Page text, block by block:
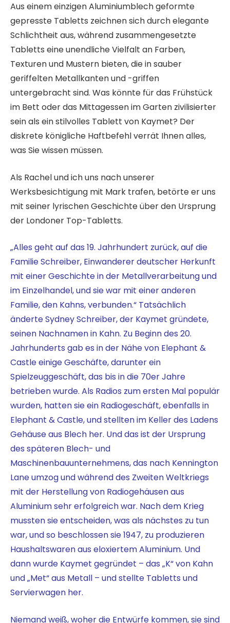
Aus einem einzigen Aluminiumblech geformte
gepresste Tabletts zeichnen sich durch elegante
Schlichtheit aus, während zusammengesetzte
Tabletts eine unendliche Vielfalt an Farben,
Texturen und Mustern bieten, die in sauber
geriffelten Metallkanten und -griffen
untergebracht sind. Was könnte für das Frühstück
im Bett oder das Mittagessen im Garten zivilisierter
sein als ein stilvolles Tablett von Kaymet? Der
diskrete königliche Haftbefehl verrät Ihnen alles,
was Sie wissen müssen.
Als Rachel und ich uns nach unserer
Werksbesichtigung mit Mark trafen, betörte er uns
mit seiner lyrischen Geschichte über den Ursprung
der Londoner Top-Tabletts.
„Alles geht auf das 19. Jahrhundert zurück, auf die
Familie Schreiber, Einwanderer deutscher Herkunft
mit einer Geschichte in der Metallverarbeitung und
im Einzelhandel, und sie war mit einer anderen
Familie, den Kahns, verbunden.“ Tatsächlich
änderte Sydney Schreiber, der Kaymet gründete,
seinen Nachnamen in Kahn. Zu Beginn des 20.
Jahrhunderts gab es in der Nähe von Elephant &
Castle einige Geschäfte, darunter ein
Spielzeuggeschäft, das bis in die 70er Jahre
betrieben wurde. Als Radios zum ersten Mal populär
wurden, hatten sie ein Radiogeschäft, ebenfalls in
Elephant & Castle, und stellten im Keller des Ladens
Gehäuse aus Blech her. Und das ist der Ursprung
des späteren Blech- und
Maschinenbauunternehmens, das nach Kennington
Lane umzog und während des Zweiten Weltkriegs
mit der Herstellung von Radiogehäusen aus
Aluminium sehr erfolgreich war. Nach dem Krieg
mussten sie entscheiden, was als nächstes zu tun
war, und so beschlossen sie 1947, zu produzieren
Haushaltswaren aus eloxiertem Aluminium. Und
dann wurde Kaymet gegründet – das „K“ von Kahn
und „Met“ aus Metall – und stellte Tabletts und
Servierwagen her.
Niemand weiß, woher die Entwürfe kommen, sie sind